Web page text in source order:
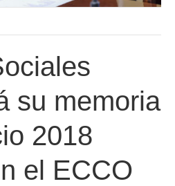
su memoria
2018
el ECCO